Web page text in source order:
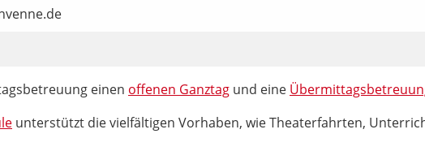
einen offenen Ganztag und eine
unterstützt die vielfältigen Vorhaben, wie Theaterfahrten,